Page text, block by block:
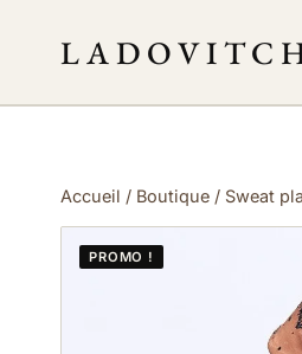
Accueil / Boutique / Sweat
PROMO !